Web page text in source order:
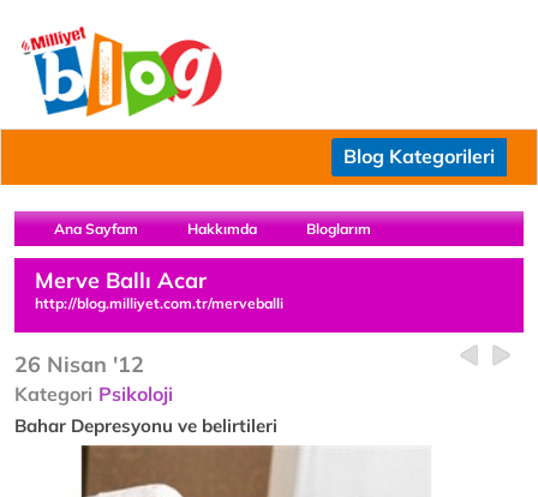
Blog Kategorileri
Ana Sayfam Hakkımda Bloglarım
Merve Ballı Acar
http://blog.milliyet.com.tr/merveballi
26 Nisan '12
Kategori Psikoloji
Bahar Depresyonu ve belirtileri